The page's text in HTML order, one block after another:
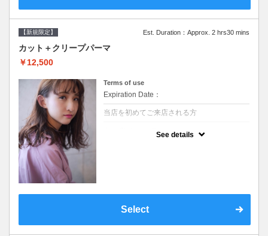
【新規限定】 Est. Duration：Approx. 2 hrs30 mins
カット＋クリープパーマ
￥12,500
Terms of use
Expiration Date：
当店を初めてご来店される方
See details
Select